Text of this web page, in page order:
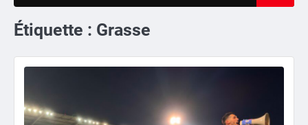
Étiquette : Grasse